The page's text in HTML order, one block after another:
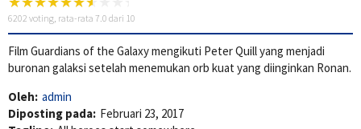
6202 voting, rata-rata 7.0 dari 10
Film Guardians of the Galaxy mengikuti Peter Quill yang menjadi
buronan galaksi setelah menemukan orb kuat yang diinginkan Ronan.
Oleh: admin
Diposting pada: Februari 23, 2017